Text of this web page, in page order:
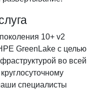
10+ v2
GreenLake с целью
во всей
специалисты